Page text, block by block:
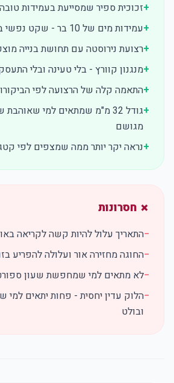
+זכוכית ספיר שמסייעת בעמידות
+עמידות מים של 10 בר - שקט נפשי בשימוש יומיומי
+רצועת נירוסטה עם תחושת בנייה
+מנגנון קוורץ - בלי טעינה ובלי
+התאמה קלה של הרצועה לפי
+
גודל 32 מ"מ שמתאים למי
מגושם
+נראה יקר יותר ממה שמצפים לפי
✗ חסרונות
−התאריך עלול להיות קשה לקריאה
−החוגה מחזירה אור ועלולה להפריע
−לא מתאים למי שמחפשת שעון
−הלוק עדין יחסית - פחות יתאים למי
ובולט